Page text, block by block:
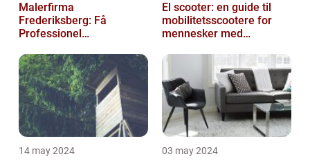
Malerfirma
Frederiksberg: Få
Professionel
eller virksomhed
El scooter: en guide til
mobilitetsscootere for
mennesker med
14 may 2024 03 may 2024